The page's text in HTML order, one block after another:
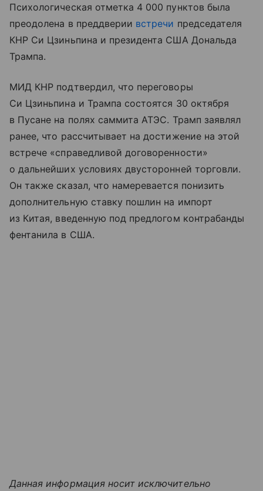
Психологическая отметка 4 000 пунктов была
преодолена в преддверии встречи председателя
КНР Си Цзиньпина и президента США Дональда
Трампа.
МИД КНР подтвердил, что переговоры
Си Цзиньпина и Трампа состоятся 30 октября
в Пусане на полях саммита АТЭС. Трамп заявлял
ранее, что рассчитывает на достижение на этой
встрече «справедливой договоренности»
о дальнейших условиях двусторонней торговли.
Он также сказал, что намеревается понизить
дополнительную ставку пошлин на импорт
из Китая, введенную под предлогом контрабанды
фентанила в США.
Данная информация носит исключительно